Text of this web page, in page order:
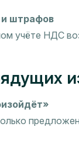
и штрафов
учёте НДС